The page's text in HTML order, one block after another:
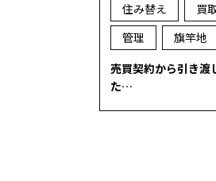
住み替え
買
管理
旗竿地
売買契約から引き渡
た…